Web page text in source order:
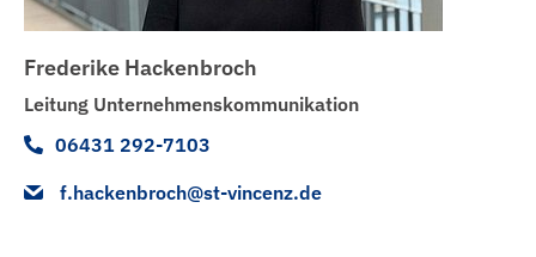
Frederike Hackenbroch
Leitung Unternehmenskommunikation
06431 292-7103
f.hackenbroch@st-vincenz.de